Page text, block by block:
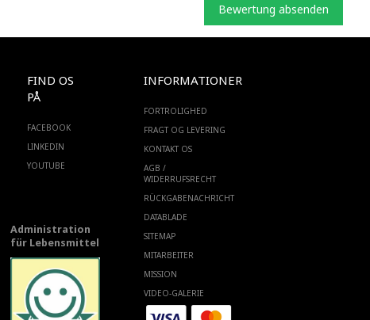
Bewertung absenden
FIND OS
PÅ
FACEBOOK
LINKEDIN
YOUTUBE
Administration
für Lebensmittel
INFORMATIONER
FORTROLIGHED
FRAGT OG LEVERING
KONTAKT OS
AGB /
WIDERRUFSRECHT
RÜCKGABENACHRICHT
DATABLADE
SITEMAP
MITARBEITER
MISSION
VIDEO-GALERIE